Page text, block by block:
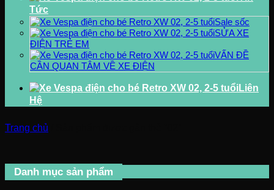
Tức
Sale sốc
SỬA XE
ĐIỆN TRẺ EM
VẤN ĐỀ
CẦN QUAN TÂM VỀ XE ĐIỆN
Liên
Hệ
Trang chủ
Danh mục sản phẩm